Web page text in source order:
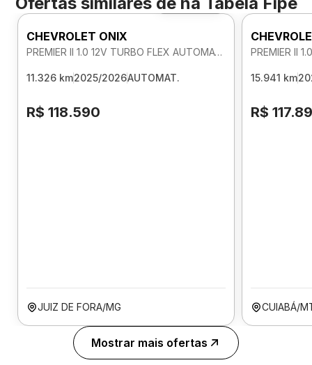
Foto 360º
CHEVROLET ONIX
PREMIER II 1.0 12V TURBO FLEX AUTOMATICO
11.326 km2025/2026AUTOMAT.
R$ 118.590
JUIZ DE FORA/MG
15.941 km
R$
CUIABÁ/
Mostrar mais ofertas